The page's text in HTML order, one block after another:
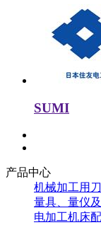
SUMI
产品中心
机械加工用
量具、量仪
电加工机床